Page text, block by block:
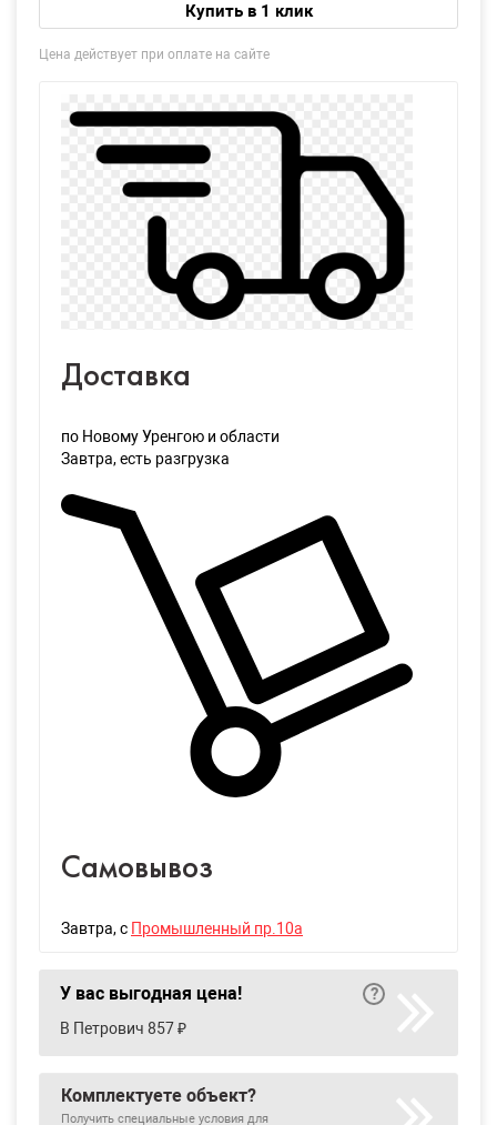
Купить в 1 клик
Цена действует при оплате на сайте
Доставка
по Новому Уренгою и области
Завтра, есть разгрузка
Самовывоз
Завтра, с Промышленный пр.10а
У вас выгодная цена!
В Петрович 857 ₽
Комплектуете объект?
Получить специальные условия для